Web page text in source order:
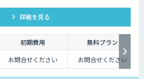
詳細を見る
初期費用
無料プラン
お問合せください お問合せください